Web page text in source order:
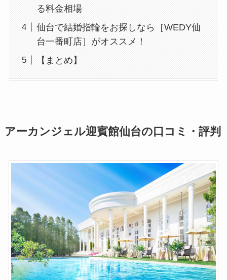
る料金相場
仙台で結婚指輪をお探しなら［WEDY仙
台一番町店］がオススメ！
【まとめ】
アーカンジェル迎賓館仙台の口コミ・評判